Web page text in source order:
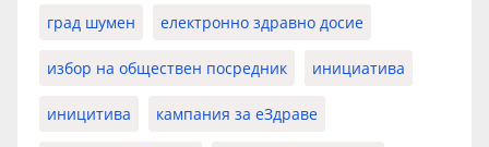
град шумен електронно здравно досие
избор на обществен посредник инициатива
иницитива кампания за еЗдраве